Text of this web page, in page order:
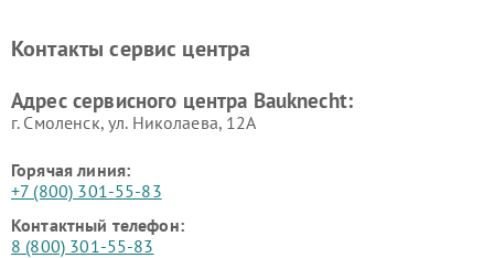
Контакты сервис центра
Адрес сервисного центра Bauknecht:
г. Смоленск, ул. Николаева, 12А
Горячая линия:
+7 (800) 301-55-83
Контактный телефон:
8 (800) 301-55-83